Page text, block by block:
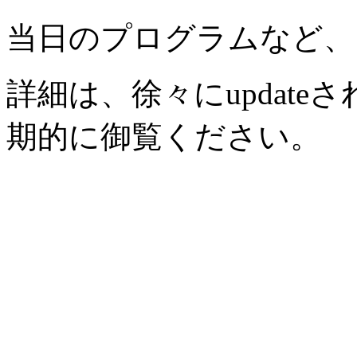
当日のプログラムなど、
詳細は、徐々にupdate
期的に御覧ください。